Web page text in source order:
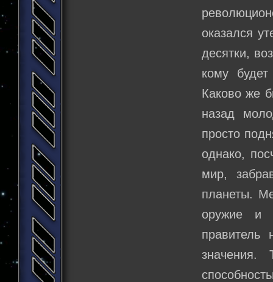
оказался
десятки,
кому
Каково же
назад
просто
однако,
мир,
планеты.
оружие и
правитель
значения.